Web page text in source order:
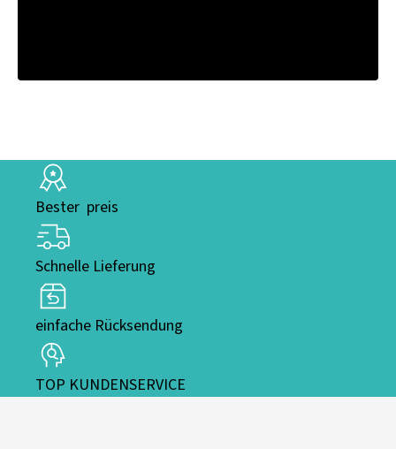
Bester preis
Schnelle Lieferung
einfache Rücksendung
TOP KUNDENSERVICE